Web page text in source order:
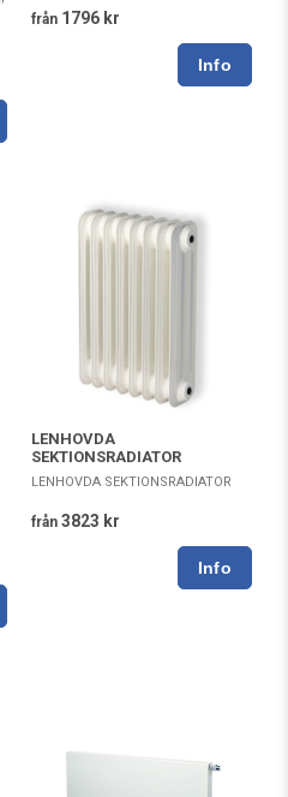
från 1796 kr
LENHOVDA
SEKTIONSRADIATOR
LENHOVDA SEKTIONSRADIATOR
från 3823 kr